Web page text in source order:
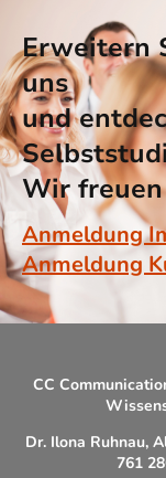
Erweitern
uns
und
Wir
Anmeldung
Anmeldung
CC
Dr. Ilona Ruhnau,
761